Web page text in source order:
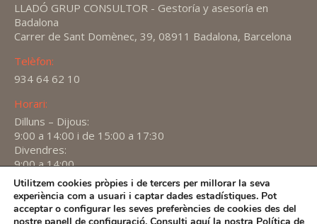
LLADÓ GRUP CONSULTOR - Gestoría y asesoría en
Badalona
Carrer de Sant Domènec, 39, 08911 Badalona, Barcelona
Telèfon:
934 64 62 10
Horari:
Dilluns – Dijous:
9:00 a 14:00 i de 15:00 a 17:30
Divendres:
9:00 a 14:00
Find us on:
X
page
YouTube
page
Linkedin
page
Utilitzem cookies pròpies i de tercers per millorar la seva
experiència com a usuari i captar dades estadístiques. Pot
acceptar o configurar les seves preferències de cookies des del